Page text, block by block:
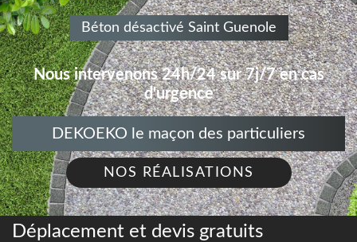
Béton désactivé Saint Guenole
Nous intervenons 24h/24 sur 7j/7 en cas
d'urgence
DEKOEKO le maçon des particuliers
NOS RÉALISATIONS
Déplacement et devis gratuits